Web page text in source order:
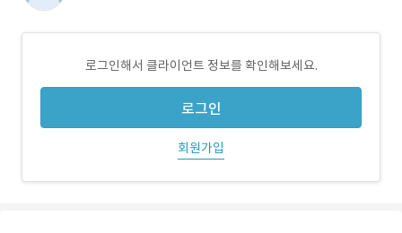
로그인해서 클라이언트 정보를 확인해보세요.
로그인
회원가입